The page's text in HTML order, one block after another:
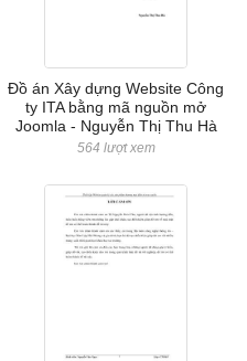
Đồ án Xây dựng Website Công
ty ITA bằng mã nguồn mở
Joomla - Nguyễn Thị Thu Hà
564 lượt xem